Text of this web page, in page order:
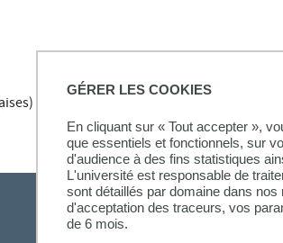
GÉRER LES COOKIES
En cliquant sur « Tout accepter »,
que essentiels et fonctionnels, sur
d'audience à des fins statistiques
L'université est responsable de
sont détaillés par domaine dans
d'acceptation des traceurs, vos
de 6 mois.
niveau 2 Université Sorbonne Nouvelle